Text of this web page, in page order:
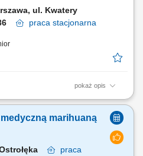
ul. Kwatery
36
praca stacjonarna
pokaż opis
w ramach świadczeń
oraz planowanie leczenia
medyczną. Prowadzenie
Przyjmowanie deklaracji
wysokiej jakości...
marihuaną
praca